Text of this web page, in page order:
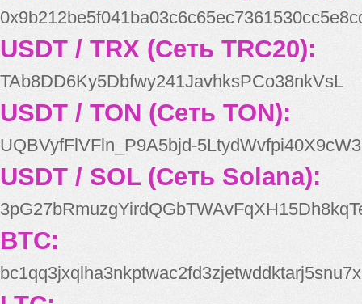
USDT / TRX (Сеть TRC20):
TAb8DD6Ky5Dbfwy241JavhksPCo38nkVsL
USDT / TON (Сеть TON):
UQBVyfFlVFln_P9A5bjd-
USDT / SOL (Сеть Solana):
BTC:
bc1qq3jxqlha3nkptwac2fd3zjetwddktarj5snu7x